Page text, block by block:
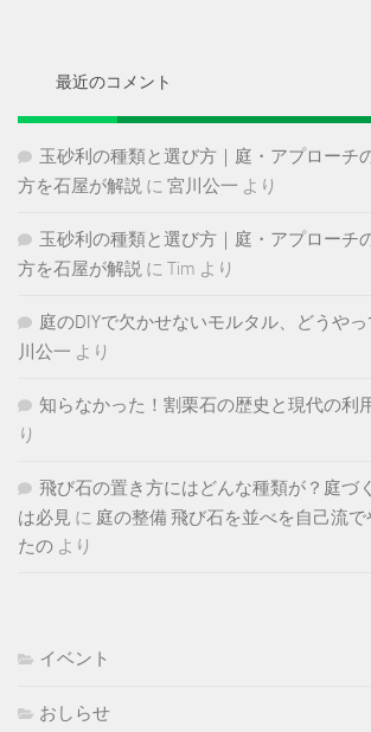
最近のコメント
玉砂利の種類と選び方｜庭・アプローチ
方を石屋が解説 に 宮川公一 より
玉砂利の種類と選び方｜庭・アプローチ
方を石屋が解説 に Tim より
庭のDIYで欠かせないモルタル、どうやっ
川公一 より
知らなかった！割栗石の歴史と現代の利
り
飛び石の置き方にはどんな種類が？庭づ
は必見 に 庭の整備 飛び石を並べを自己流で
たの より
イベント
おしらせ